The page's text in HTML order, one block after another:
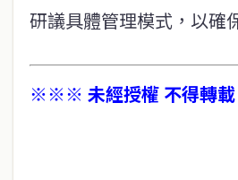
研議具體管理模式，以確
※※※ 未經授權 不得轉